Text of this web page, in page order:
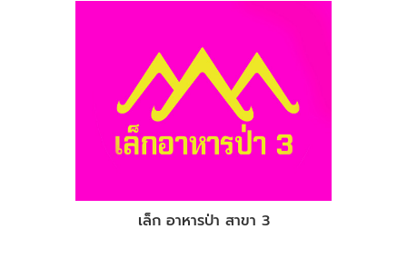
เล็ก อาหารป่า สาขา 3